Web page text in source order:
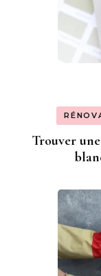
Trouver